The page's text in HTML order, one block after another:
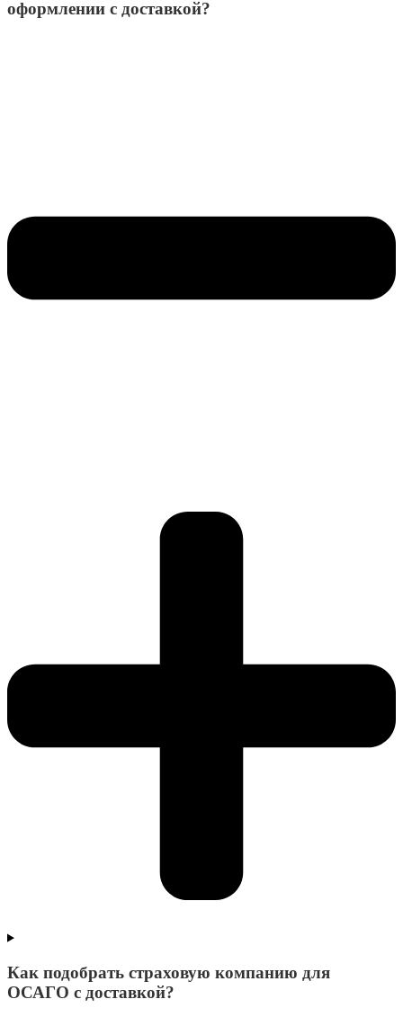
оформлении с доставкой?
Как подобрать страховую компанию для
ОСАГО с доставкой?